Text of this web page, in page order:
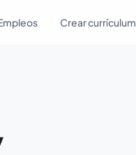
Crear currículum